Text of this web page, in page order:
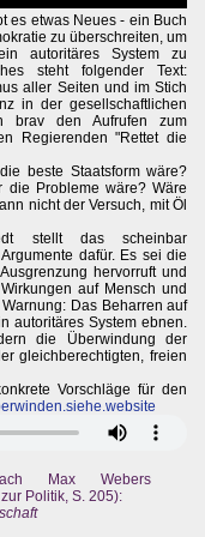
es etwas Neues - ein Buch
zu überschreiten, um
autoritäres System zu
steht folgender Text:
aller Seiten und im Stich
in der gesellschaftlichen
brav den Aufrufen zum
Regierenden "Rettet die
beste Staatsform wäre?
Probleme wäre? Wäre
nicht der Versuch, mit Öl
stellt das scheinbar
dafür. Es sei die
hervorruft und
auf Mensch und
Das Beharren auf
autoritäres System ebnen.
die Überwindung der
gleichberechtigten, freien
Vorschläge für den
Max Webers
Politik, S. 205):